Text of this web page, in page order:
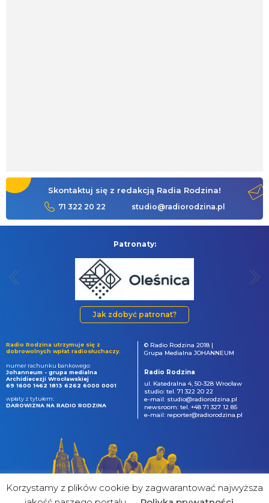
Skontaktuj się z redakcją Radia Rodzina!
71 322 20 22 studio@radiorodzina.pl
Patronaty:
Jak zdobyć patronat?
Radio Rodzina utrzymuje się z
dobrowolnych wpłat radiosłuchaczy.
numer rachunku bankowego:
Johanneum - grupa medialna
Archidiecezji Wrocławskiej
69 1600 1462 1813 6262 6000 0001
wpłaty z tytułem:
DAROWIZNA NA RADIO RODZINA
© Radio Rodzina 2018 |
Grupa Medialna JOHANNEUM
Radio Rodzina
ul. Katedralna 4, 50-328 Wrocław
studio: tel. 71 322 20 22
e-mail: studio@radiorodzina.pl
newsroom: tel. +48 71 327 12 85
e-mail: reporter@radiorodzina.pl
Korzystamy z plików cookie by zagwarantować najwyższa